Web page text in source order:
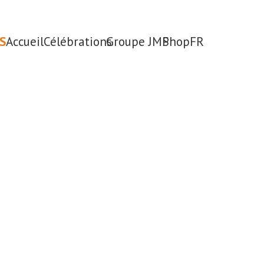
AccueilCélébrationsGroupe JMPShopFR